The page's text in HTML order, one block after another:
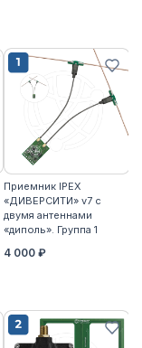
Приемник IPEX
«ДИВЕРСИТИ» v7 с
двумя антеннами
«диполь». Группа 1
4 000 ₽